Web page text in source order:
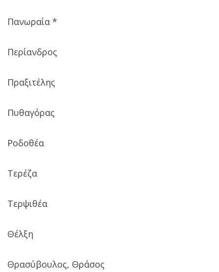
Πανωραία *
Περίανδρος
Πραξιτέλης
Πυθαγόρας
Ροδοθέα
Τερέζα
Τερψιθέα
Θέλξη
Θρασύβουλος, Θράσος